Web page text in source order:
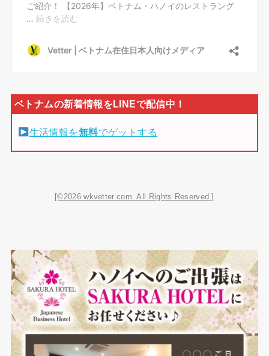
生活情報を無料でゲットする
[©2026 wkvetter.com. All Rights Reserved.]